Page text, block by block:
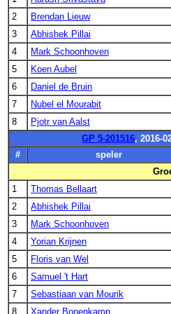
2
Brendan Lieuw
3
Abhishek Pillai
4
Mark Schoonhoven
5
Koen Aubel
6
Daniel de Bruin
7
Nubel el Mourabit
8
Pjotr van Aalst
GP 5-201516, 2016-
#
speler
1
Thomas Bellaart
2
Abhishek Pillai
3
Mark Schoonhoven
4
Yorian Krijnen
5
Floris van Wel
6
Samuel 't Hart
7
Sebastiaan van Mourik
8
Xander Bonenkamp